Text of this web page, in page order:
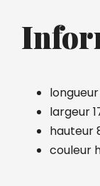
largeur
hauteur
couleur